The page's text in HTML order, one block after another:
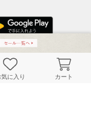
気に入り カート